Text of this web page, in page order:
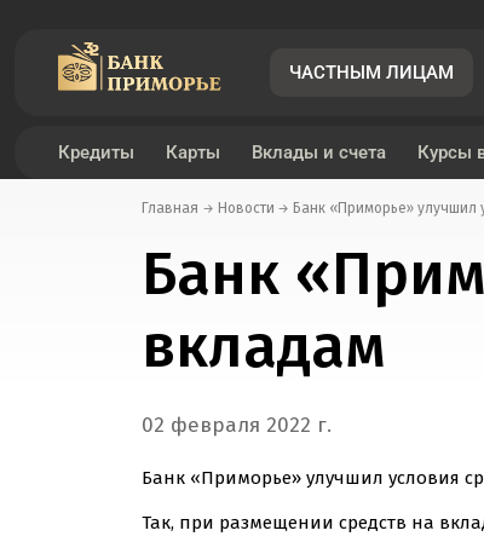
ЧАСТНЫМ ЛИЦАМ
Кредиты Карты Вклады и счета Курсы
Рефинансирование под залог транспортного
Кредит под залог недвижимости
Рефинансирование под залог недвижимости
Платежный стикер
Кредитные карты
Вклад «Подарок+»
Вклад «Подарок - новые деньги»
Вклад «Подарок онлайн»
Конвертер валют
Правила приема поврежденных купюр
Денежные переводы за рубеж
Список стран и территорий с возможными
Интернет-банк «Примбанк онлайн»
Биометрическая Идентификация
Банковские услуги
Главная Новости Банк «Приморье» улучшил
Банк
вкладам
02 февраля 2022 г.
Банк «Приморье» улучшил условия
Так, при размещении средств на